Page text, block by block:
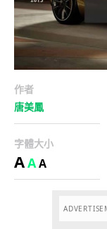
作者
唐美鳳
字體大小
AAA